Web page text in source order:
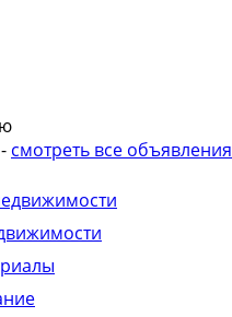
смотреть все объявления